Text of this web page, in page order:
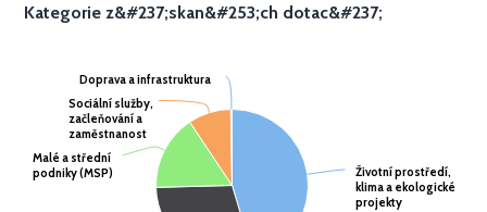
Kategorie z&#237;skan&#253;ch dotac&#237;
Životní prostředí,
klima a ekologické
projekty
Životní prostředí,
klima a ekologické
projekty
Malé a střední
podniky (MSP)
Malé a střední
podniky (MSP)
Sociální služby,
začleňování a
zaměstnanost
Sociální služby,
začleňování a
zaměstnanost
Doprava a infrastruktura
Doprava a infrastruktura